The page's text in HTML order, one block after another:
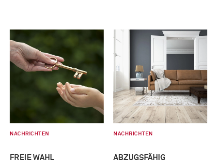
NACHRICHTEN
FREIE WAHL
NACHRICHTEN
ABZUGSFÄHIG